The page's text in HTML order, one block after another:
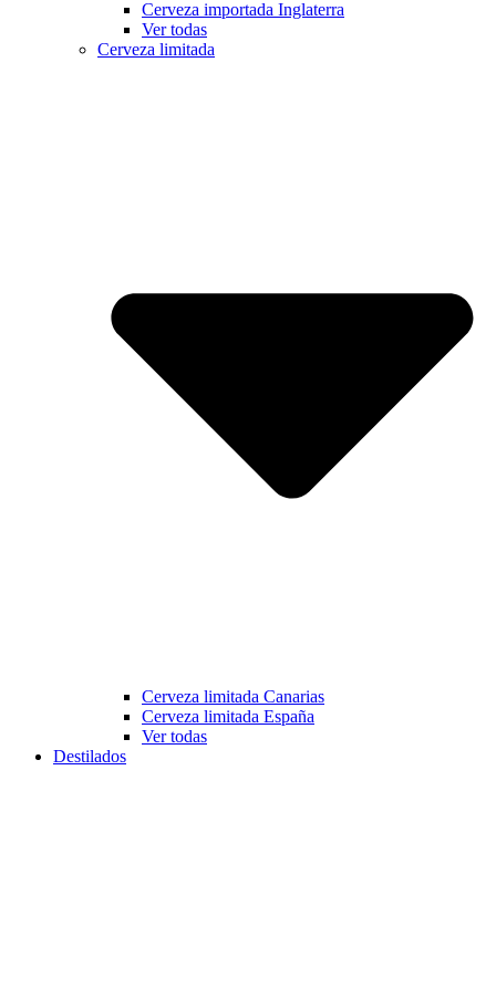
Cerveza importada Inglaterra
Ver todas
Cerveza limitada
Cerveza limitada Canarias
Cerveza limitada España
Ver todas
Destilados